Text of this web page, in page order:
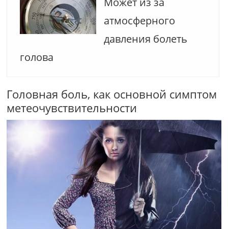
атмосферного
давления болеть
голова
Головная боль, как основной симптом
метеочувствительности